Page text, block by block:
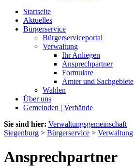
Startseite
Aktuelles
Bürgerservice
Bürgerserviceportal
Verwaltung
Ihr Anliegen
Ansprechpartner
Formulare
Ämter und Sachgebiete
Wahlen
Über uns
Gemeinden | Verbände
Sie sind hier: Verwaltungsgemeinschaft
Siegenburg > Bürgerservice > Verwaltung
Ansprechpartner